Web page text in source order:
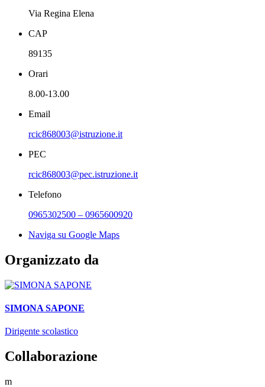
Via Regina Elena
CAP
89135
Orari
8.00-13.00
Email
rcic868003@istruzione.it
PEC
rcic868003@pec.istruzione.it
Telefono
0965302500 – 0965600920
Naviga su Google Maps
Organizzato da
SIMONA SAPONE
Dirigente scolastico
Collaborazione
m